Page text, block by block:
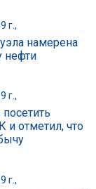
г.,
намерена
нефти
г.,
отметил, что
г.,